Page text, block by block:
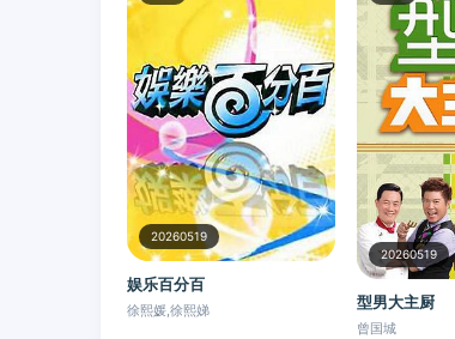
20260519
娱乐百分百
徐熙媛,徐熙娣
20260519
型男大主厨
曾国城